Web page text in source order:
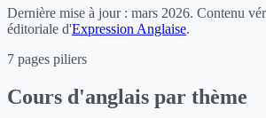
Dernière mise à jour : mars 2026. Contenu
éditoriale d'Expression Anglaise.
7 pages piliers
Cours d'anglais par thème